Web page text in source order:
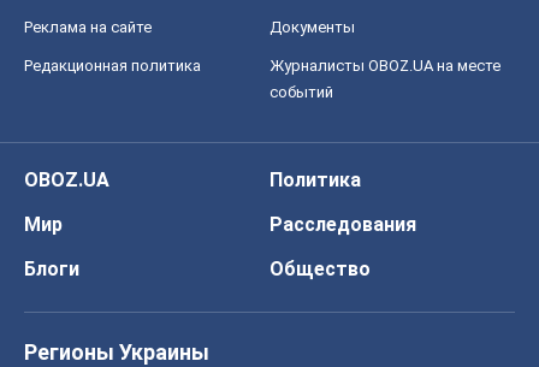
Реклама на сайте Документы
Редакционная политика
Журналисты OBOZ.UA на месте
событий
OBOZ.UA
Политика
Мир
Расследования
Блоги
Общество
Регионы Украины